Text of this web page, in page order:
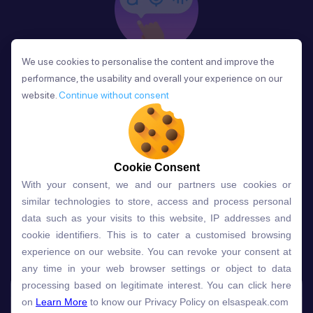
Phản Hồi
Sau mỗi bài học, người học nhận phản hồi về phát
âm và ngữ pháp ngay lập tức, giúp cải thiện kỹ năng
và tiến bộ nhanh chóng.
Lựa chọn gói học ELSA dành
cho bạn
Gói học Free Premium
Speech Analyzer
We use cookies to personalise the content and improve the
performance, the usability and overall your experience on our
website. Continue without consent
Cookie Consent
With your consent, we and our partners use cookies or
similar technologies to store, access and process personal
data such as your visits to this website, IP addresses and
cookie identifiers. This is to cater a customised browsing
experience on our website. You can revoke your consent at
any time in your web browser settings or object to data
processing based on legitimate interest. You can click here
on Learn More to know our Privacy Policy on elsaspeak.com
We use cookies to personalise the content and improve the
performance, the usability and overall your experience on our
website. Continue without consent
Cookie Consent
With your consent, we and our partners use cookies or
similar technologies to store, access and process personal
data such as your visits to this website, IP addresses and
cookie identifiers. This is to cater a customised browsing
experience on our website. You can revoke your consent at
any time in your web browser settings or object to data
processing based on legitimate interest. You can click here
on Learn More to know our Privacy Policy on elsaspeak.com